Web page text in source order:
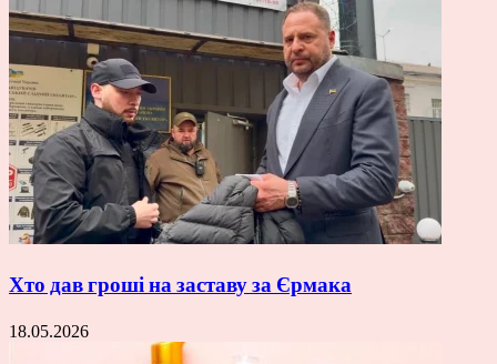
Хто дав гроші на заставу за Єрмака
18.05.2026